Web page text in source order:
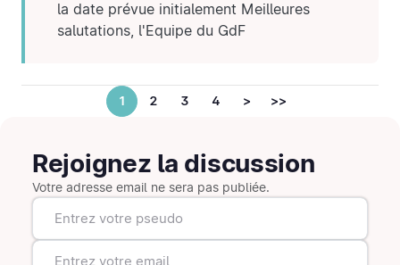
la date prévue initialement Meilleures
salutations, l'Equipe du GdF
1 2 3 4 > >>
Rejoignez la discussion
Votre adresse email ne sera pas publiée.